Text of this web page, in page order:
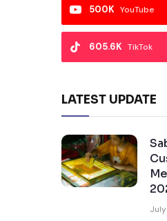
YouTube
500K
TikTok
605.6K
LATEST UPDATE